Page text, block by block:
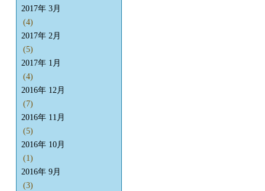
2017年 3月
(4)
2017年 2月
(5)
2017年 1月
(4)
2016年 12月
(7)
2016年 11月
(5)
2016年 10月
(1)
2016年 9月
(3)